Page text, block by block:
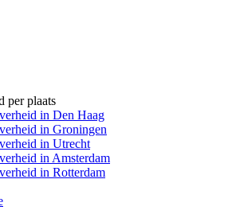
per plaats
in Den Haag
in Groningen
in Utrecht
in Amsterdam
in Rotterdam